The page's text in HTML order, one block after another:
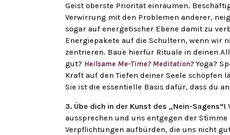
Geist oberste Priorität einräumen.
Verwirrung mit den Problemen anderer,
sogar auf energetischer Ebene damit zu
Energiepakete auf die Schultern, wenn wir
zentrieren. Baue hierfür Rituale in deinen
gut? Heilsame Me-Time? Meditation?Yoga?
Kraft auf den Tiefen deiner Seele schöpfen
Sie ist die essentielle Basis dafür, dass du
3. Übe dich in der Kunst des „Nein-Sagens“!
aussprechen und uns entgegen der
Verpflichtungen aufbürden, die uns nicht